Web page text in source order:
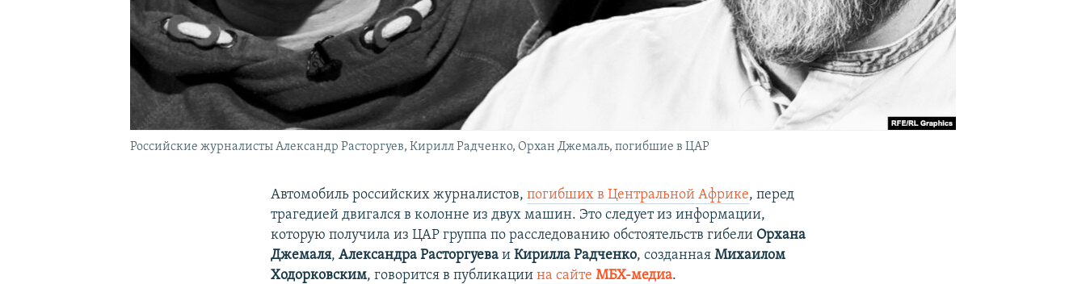
Российские журналисты Александр Расторгуев, Кирилл Радченко, Орхан Джемаль, погибшие в ЦАР
Автомобиль российских журналистов,погибших в Центральной Африке, перед
трагедией двигался в колонне из двух машин. Это следует из информации,
которую получила из ЦАР группа по расследованию обстоятельств гибели Орхана
Джемаля,Александра Расторгуева иКирилла Радченко, созданнаяМихаилом
Ходорковским, говорится в публикациина сайтеMБХ-медиа.